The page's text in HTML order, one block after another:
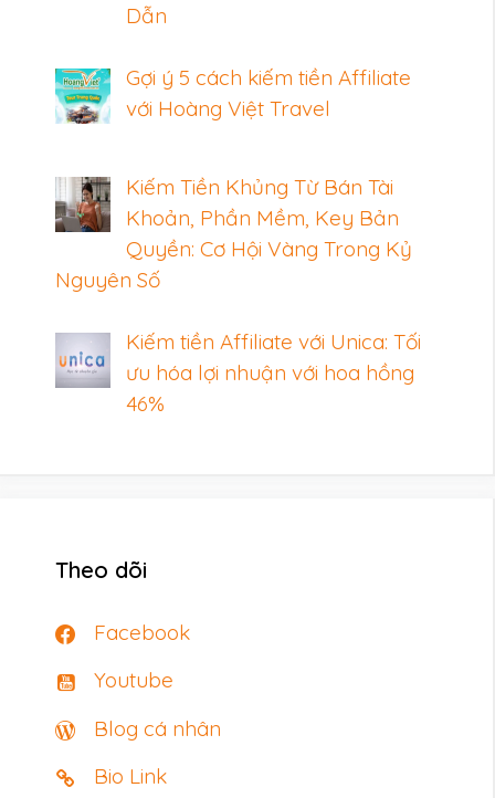
Dẫn
Gợi ý 5 cách kiếm tiền Affiliate
với Hoàng Việt Travel
Kiếm Tiền Khủng Từ Bán Tài
Khoản, Phần Mềm, Key Bản
Quyền: Cơ Hội Vàng Trong Kỷ
Nguyên Số
Kiếm tiền Affiliate với Unica: Tối
ưu hóa lợi nhuận với hoa hồng
46%
Theo dõi
Facebook
Youtube
Blog cá nhân
Bio Link